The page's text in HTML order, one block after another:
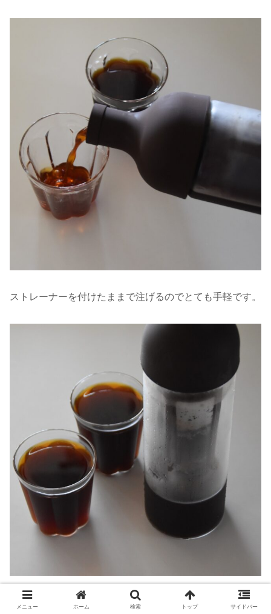
ストレーナーを付けたままで注げるのでとても手軽です。
メニュー ホーム 検索 トップ サイドバー